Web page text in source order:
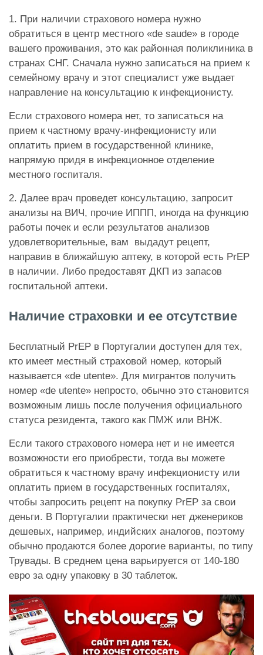
1. При наличии страхового номера нужно
обратиться в центр местного «de saude» в городе
вашего проживания, это как районная поликлиника в
странах СНГ. Сначала нужно записаться на прием к
семейному врачу и этот специалист уже выдает
направление на консультацию к инфекционисту.
Если страхового номера нет, то записаться на
прием к частному врачу-инфекционисту или
оплатить прием в государственной клинике,
напрямую придя в инфекционное отделение
местного госпиталя.
2. Далее врач проведет консультацию, запросит
анализы на ВИЧ, прочие ИППП, иногда на функцию
работы почек и если результатов анализов
удовлетворительные, вам выдадут рецепт,
направив в ближайшую аптеку, в которой есть PrEP
в наличии. Либо предоставят ДКП из запасов
госпитальной аптеки.
Наличие страховки и ее отсутствие
Бесплатный PrEP в Португалии доступен для тех,
кто имеет местный страховой номер, который
называется «de utente». Для мигрантов получить
номер «de utente» непросто, обычно это становится
возможным лишь после получения официального
статуса резидента, такого как ПМЖ или ВНЖ.
Если такого страхового номера нет и не имеется
возможности его приобрести, тогда вы можете
обратиться к частному врачу инфекционисту или
оплатить прием в государственных госпиталях,
чтобы запросить рецепт на покупку PrEP за свои
деньги. В Португалии практически нет дженериков
дешевых, например, индийских аналогов, поэтому
обычно продаются более дорогие варианты, по типу
Трувады. В среднем цена варьируется от 140-180
евро за одну упаковку в 30 таблеток.